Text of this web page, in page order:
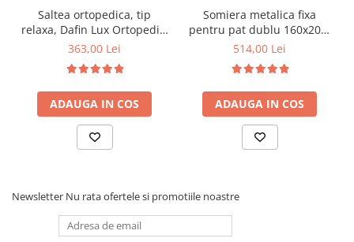
Saltea ortopedica, tip
relaxa, Dafin Lux Ortopedic,
90x200x21cm, fermitate
tip Bonell, fata vara-iarna,
sistem de aerisire cu
butoni, Salt Confort
363,00 Lei
ADAUGA IN COS
Somiera metalica fixa
pentru pat dublu 160x200,
6 picioare, 32 lamele lemn
saltea ferm, negru
514,00 Lei
ADAUGA IN COS
Newsletter Nu rata ofertele si promotiile noastre